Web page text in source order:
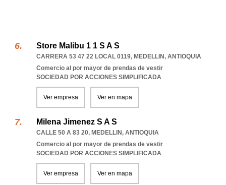
Store Malibu 1 1 S A S
CARRERA 53 47 22 LOCAL 0119, MEDELLIN, ANTIOQUIA
Comercio al por mayor de prendas de vestir
SOCIEDAD POR ACCIONES SIMPLIFICADA
Ver empresa Ver en mapa
Milena Jimenez S A S
CALLE 50 A 83 20, MEDELLIN, ANTIOQUIA
Comercio al por mayor de prendas de vestir
SOCIEDAD POR ACCIONES SIMPLIFICADA
Ver empresa Ver en mapa